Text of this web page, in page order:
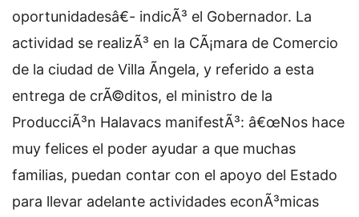
oportunidadesâ€- indicÃ³ el Gobernador. La
actividad se realizÃ³ en la CÃ¡mara de Comercio
de la ciudad de Villa Ãngela, y referido a esta
entrega de crÃ©ditos, el ministro de la
ProducciÃ³n Halavacs manifestÃ³: â€œNos hace
muy felices el poder ayudar a que muchas
familias, puedan contar con el apoyo del Estado
para llevar adelante actividades econÃ³micas